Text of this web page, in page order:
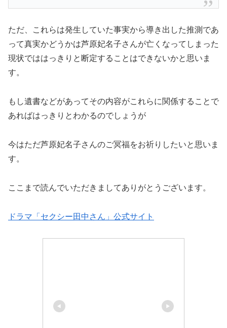
ただ、これらは発生していた事実から導き出した推測であ
って真実かどうかは芦原妃名子さんが亡くなってしまった
現状でははっきりと断定することはできないかと思いま
す。
もし遺書などがあってその内容がこれらに関係することで
あればはっきりとわかるのでしょうが
今はただ芦原妃名子さんのご冥福をお祈りしたいと思いま
す。
ここまで読んでいただきましてありがとうございます。
ドラマ「セクシー田中さん」公式サイト